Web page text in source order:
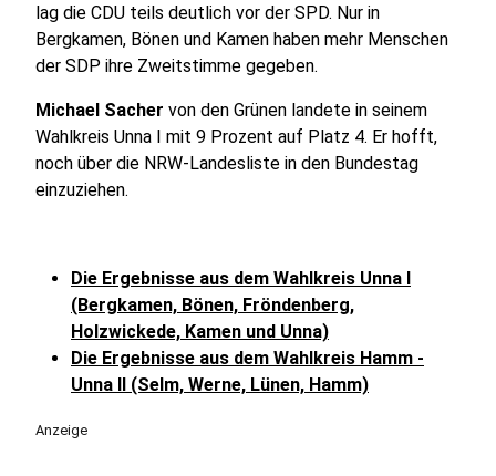
lag die CDU teils deutlich vor der SPD. Nur in
Bergkamen, Bönen und Kamen haben mehr Menschen
der SDP ihre Zweitstimme gegeben.
Michael Sacher von den Grünen landete in seinem
Wahlkreis Unna I mit 9 Prozent auf Platz 4. Er hofft,
noch über die NRW-Landesliste in den Bundestag
einzuziehen.
Die Ergebnisse aus dem Wahlkreis Unna I
(Bergkamen, Bönen, Fröndenberg,
Holzwickede, Kamen und Unna)
Die Ergebnisse aus dem Wahlkreis Hamm -
Unna II (Selm, Werne, Lünen, Hamm)
Anzeige